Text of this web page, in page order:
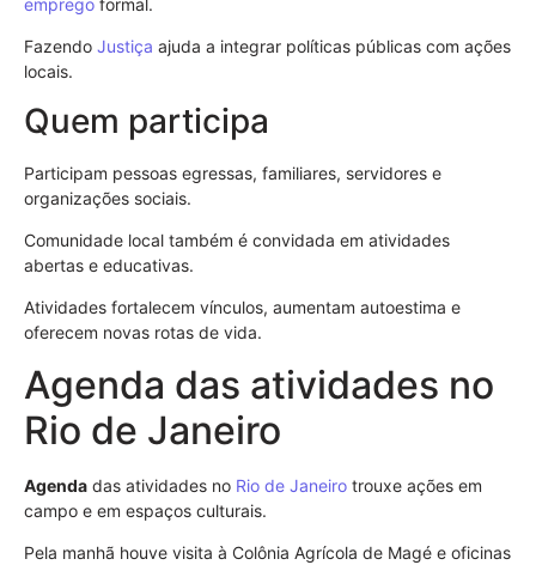
Fazendo Justiça ajuda a integrar políticas públicas com ações
locais.
Quem participa
Participam pessoas egressas, familiares, servidores e
organizações sociais.
Comunidade local também é convidada em atividades
abertas e educativas.
Atividades fortalecem vínculos, aumentam autoestima e
oferecem novas rotas de vida.
Agenda das atividades no
Rio de Janeiro
Agenda das atividades no Rio de Janeiro trouxe ações em
campo e em espaços culturais.
Pela manhã houve visita à Colônia Agrícola de Magé e oficinas